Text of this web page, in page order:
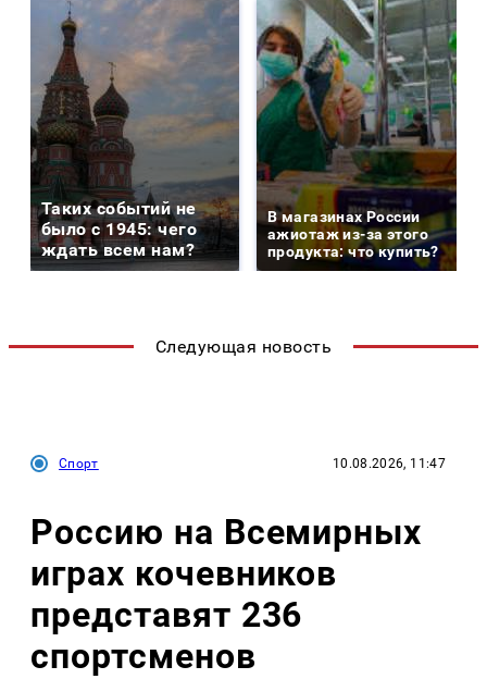
Таких событий не
было с 1945: чего
ждать всем нам?
В магазинах России
ажиотаж из-за этого
продукта: что купить?
Следующая новость
Спорт 10.08.2026, 11:47
Россию на Всемирных
играх кочевников
представят 236
спортсменов